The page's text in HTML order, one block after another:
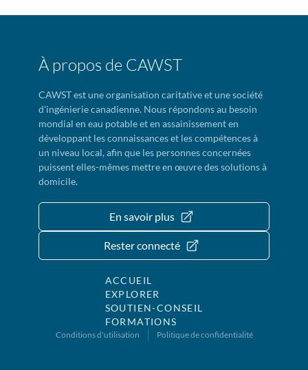
À propos de CAWST
CAWST est une organisation caritative et une société
d'ingénierie canadienne. Nous répondons au besoin
mondial en eau potable et en assainissement en
développant les connaissances et les compétences à
un niveau local, afin que les personnes concernées
puissent elles-mêmes mettre en œuvre des solutions à
domicile.
En savoir plus
Rester connecté
ACCUEIL
EXPLORER
SOUTIEN-CONSEIL
FORMATIONS
Conditions d'utilisation Politique de confidentialité